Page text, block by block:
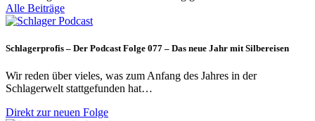
Alle Beiträge
Schlagerprofis – Der Podcast Folge 077 – Das neue Jahr mit Silbereisen
Wir reden über vieles, was zum Anfang des Jahres in der
Schlagerwelt stattgefunden hat…
Direkt zur neuen Folge